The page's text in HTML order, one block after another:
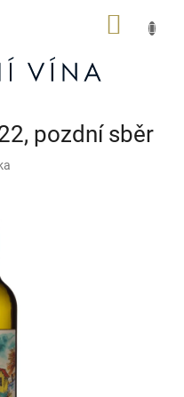
pozdní sběr